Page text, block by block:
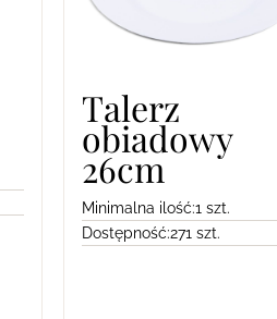
Talerz
obiadowy
26cm
Minimalna ilość:1 szt.
Dostępność:271 szt.